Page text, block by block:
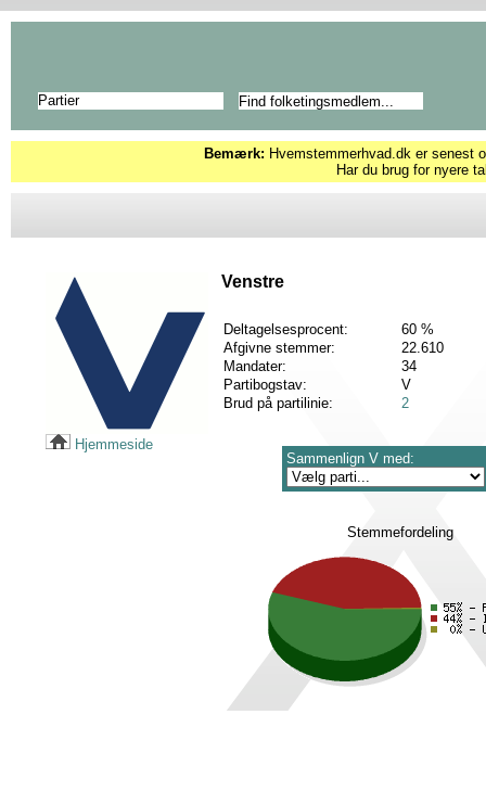
Partier
Bemærk: Hvemstemmerhvad.dk er senest
Har du brug for nyere
Hjemmeside
Venstre
Deltagelsesprocent:
60 %
Afgivne stemmer:
22.610
Mandater:
34
Partibogstav:
V
Brud på partilinie:
2
Sammenlign V med:
Stemmefordeling